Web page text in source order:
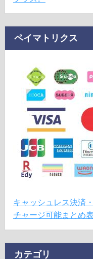
ペイマトリクス
キャッシュレス決済
チャージ可能まとめ表
カテゴリ